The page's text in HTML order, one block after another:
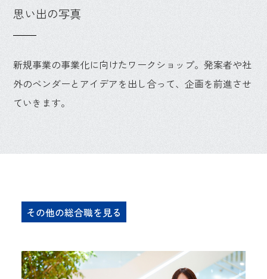
思い出の写真
新規事業の事業化に向けたワークショップ。発案者や社
外のベンダーとアイデアを出し合って、企画を前進させ
ていきます。
その他の総合職を見る